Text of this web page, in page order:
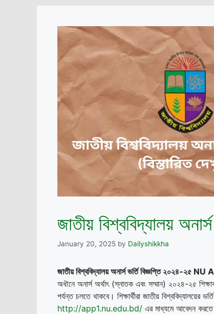
জাতীয় বিশ্ববিদ্যালয়
January 20, 2025 by Dailyshikkha
জাতীয় বিশ্ববিদ্যালয় অনার্স ভর্তি বিজ্ঞপ্তি ২০২৪-
অধৗনে অনার্স অর্থাৎ (স্নাতক এবং সম্মান) ২০২৪-২৫
পর্যন্ত চলতে থাকবে। শিক্ষার্থীরা জাতীয় বিশ্ববিদ্যালয়ের
http://app1.nu.edu.bd/ এর মাধ্যমে আবেদন করতে